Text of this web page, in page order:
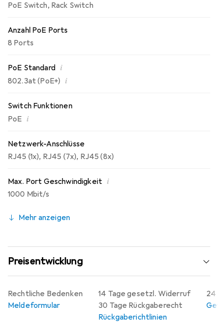
PoE Switch, Rack Switch
Anzahl PoE Ports
8 Ports
PoE Standard i
802.3at (PoE+) i
Switch Funktionen
PoE i
Netzwerk-Anschlüsse
RJ45 (1x), RJ45 (7x), RJ45 (8x)
Max. Port Geschwindigkeit i
1000 Mbit/s
Mehr anzeigen
Preisentwicklung
14 Tage gesetzl. Widerruf
30 Tage Rückgaberecht
Rückgaberichtlinien
24
Rechtliche Bedenken
Meldeformular